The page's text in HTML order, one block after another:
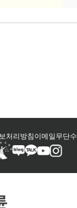
처리방침이메일무단